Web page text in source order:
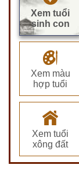
Xem tuổi
sinh con
Xem màu
hợp tuổi
Xem tuổi
xông đất